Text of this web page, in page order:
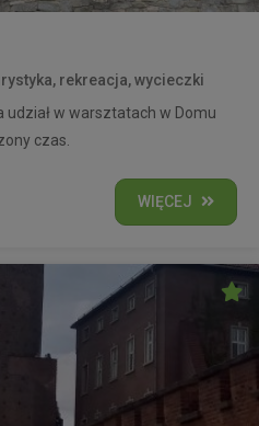
rekreacja, wycieczki
udział w warsztatach w Domu
czas.
WIĘCEJ